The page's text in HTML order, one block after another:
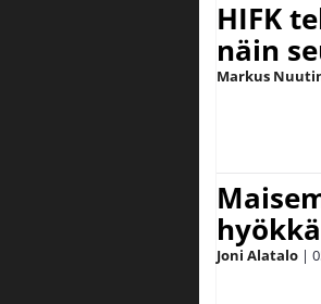
HIFK
näin
Markus
Joni Alatalo |